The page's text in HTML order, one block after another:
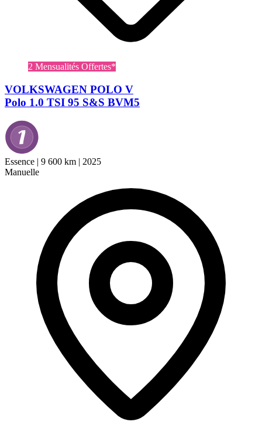
2 Mensualités Offertes*
VOLKSWAGEN POLO V
Polo 1.0 TSI 95 S&S BVM5
Essence | 9 600 km | 2025
Manuelle